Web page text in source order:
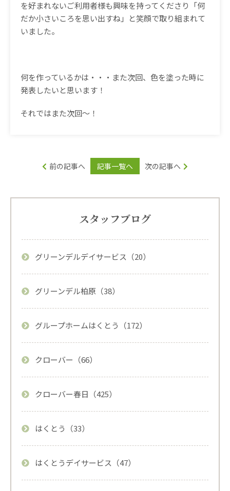
を好まれないご利用者様も興味を持ってくださり「何
だか小さいころを思い出すね」と笑顔で取り組まれて
いました。
何を作っているかは・・・また次回、色を塗った時に
発表したいと思います！
それではまた次回～！
前の記事へ 記事一覧へ 次の記事へ
スタッフブログ
グリーンデルデイサービス（20）
グリーンデル柏原（38）
グループホームはくとう（172）
クローバー（66）
クローバー春日（425）
はくとう（33）
はくとうデイサービス（47）